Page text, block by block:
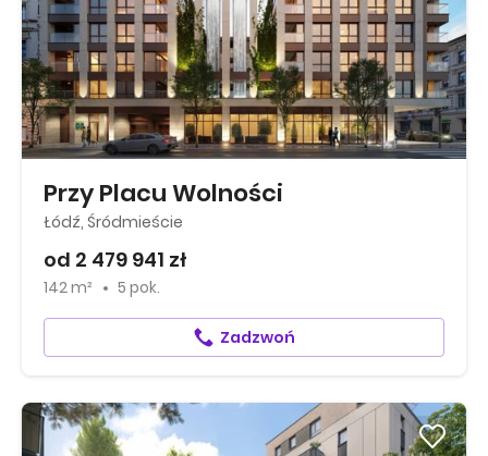
Przy Placu Wolności
Łódź, Śródmieście
od 2 479 941 zł
142 m² 5 pok.
Zadzwoń